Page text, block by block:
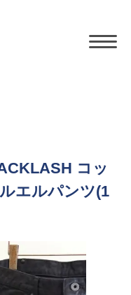
コッ
エルパンツ(1